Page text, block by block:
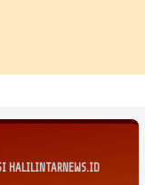
HALILINTARNEWS.ID